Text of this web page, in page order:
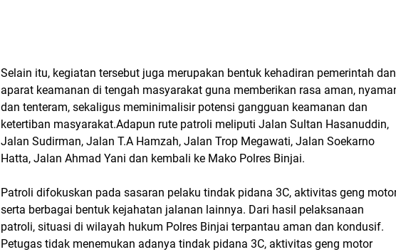
aparat keamanan di tengah masyarakat guna memberikan rasa aman, nyaman
dan tenteram, sekaligus meminimalisir potensi gangguan keamanan dan
ketertiban masyarakat.Adapun rute patroli meliputi Jalan Sultan Hasanuddin,
Jalan Sudirman, Jalan T.A Hamzah, Jalan Trop Megawati, Jalan Soekarno
Hatta, Jalan Ahmad Yani dan kembali ke Mako Polres Binjai.
serta berbagai bentuk kejahatan jalanan lainnya. Dari hasil pelaksanaan
patroli, situasi di wilayah hukum Polres Binjai terpantau aman dan kondusif.
Petugas tidak menemukan adanya tindak pidana 3C, aktivitas geng motor
maupun balap liar selama kegiatan berlangsung.